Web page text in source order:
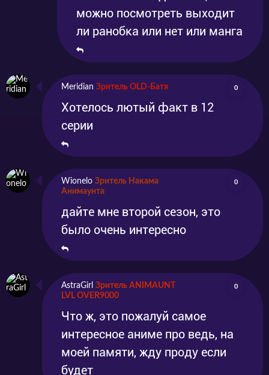
можно посмотреть выходит
ли ранобка или нет или манга
Meridian Зритель OLD-Батя 0
Хотелось лютый факт в 12
серии
Wionelo Зритель Накама
Анимаунта
0
дайте мне второй сезон, это
было очень интересно
AstraGirl Зритель ANIMAUNT
LVL OVER9000
0
Что ж, это пожалуй самое
интересное аниме про ведь, на
моей памяти, жду проду если
будет